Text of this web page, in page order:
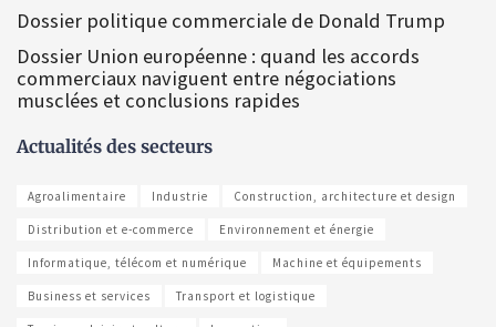
Dossier politique commerciale de Donald Trump
Dossier Union européenne : quand les accords
commerciaux naviguent entre négociations
musclées et conclusions rapides
Actualités des secteurs
Agroalimentaire Industrie Construction, architecture et design
Distribution et e-commerce Environnement et énergie
Informatique, télécom et numérique Machine et équipements
Business et services Transport et logistique